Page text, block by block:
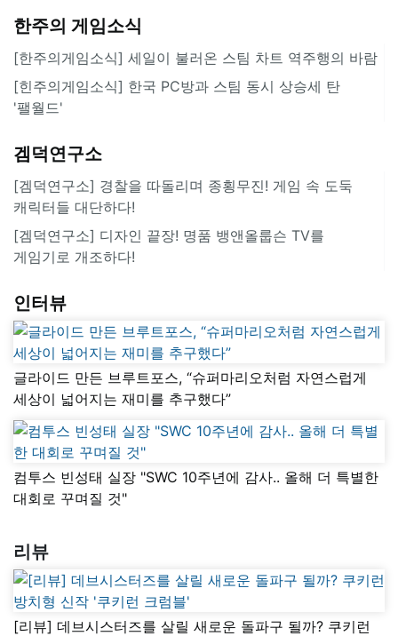
한주의 게임소식
[한주의게임소식] 세일이 불러온 스팀 차트 역주행의 바람
[힌주의게임소식] 한국 PC방과 스팀 동시 상승세 탄
'팰월드'
겜덕연구소
[겜덕연구소] 경찰을 따돌리며 종횡무진! 게임 속 도둑
캐릭터들 대단하다!
[겜덕연구소] 디자인 끝장! 명품 뱅앤올룹슨 TV를
게임기로 개조하다!
인터뷰
글라이드 만든 브루트포스, “슈퍼마리오처럼 자연스럽게
세상이 넓어지는 재미를 추구했다”
컴투스 빈성태 실장 "SWC 10주년에 감사.. 올해 더 특별한
대회로 꾸며질 것"
리뷰
[리뷰] 데브시스터즈를 살릴 새로운 돌파구 될까? 쿠키런